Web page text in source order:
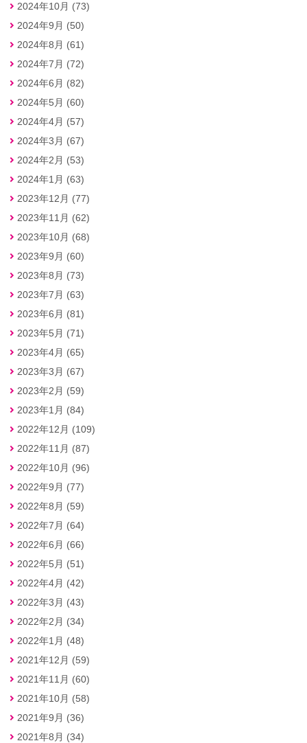
2024年10月 (73)
2024年9月 (50)
2024年8月 (61)
2024年7月 (72)
2024年6月 (82)
2024年5月 (60)
2024年4月 (57)
2024年3月 (67)
2024年2月 (53)
2024年1月 (63)
2023年12月 (77)
2023年11月 (62)
2023年10月 (68)
2023年9月 (60)
2023年8月 (73)
2023年7月 (63)
2023年6月 (81)
2023年5月 (71)
2023年4月 (65)
2023年3月 (67)
2023年2月 (59)
2023年1月 (84)
2022年12月 (109)
2022年11月 (87)
2022年10月 (96)
2022年9月 (77)
2022年8月 (59)
2022年7月 (64)
2022年6月 (66)
2022年5月 (51)
2022年4月 (42)
2022年3月 (43)
2022年2月 (34)
2022年1月 (48)
2021年12月 (59)
2021年11月 (60)
2021年10月 (58)
2021年9月 (36)
2021年8月 (34)